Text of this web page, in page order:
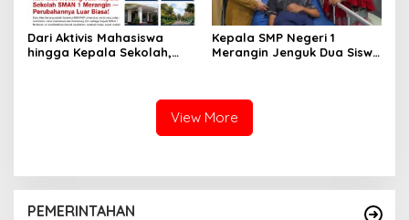
Dari Aktivis Mahasiswa
hingga Kepala Sekolah,
Kepala SMP Negeri 1
Merangin Jenguk Dua Siswa
View More
PEMERINTAHAN